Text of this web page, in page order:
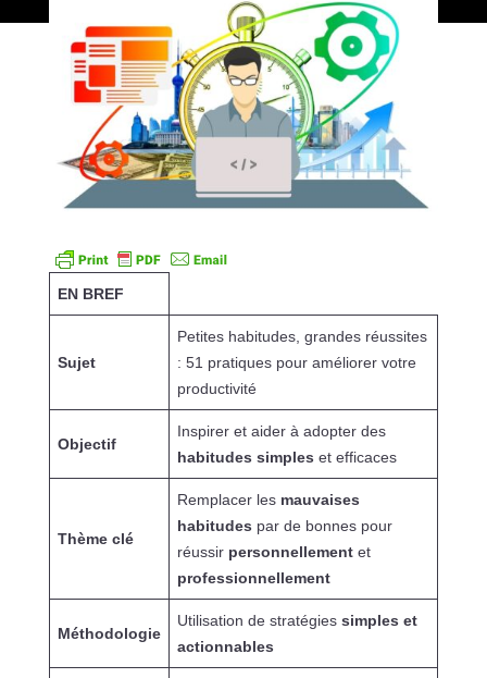
EN BREF
Sujet
Petites habitudes, grandes réussites
: 51 pratiques pour améliorer votre
productivité
Objectif
Inspirer et aider à adopter des
habitudes simples et efficaces
Thème clé
Remplacer les mauvaises
habitudes par de bonnes pour
réussir personnellementet
professionnellement
Méthodologie
Utilisation de stratégies simples et
actionnables